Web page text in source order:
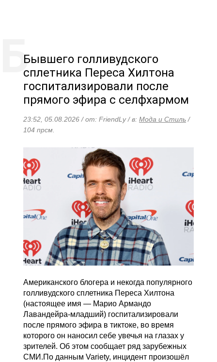
Бывшего голливудского
сплетника Переса Хилтона
госпитализировали после
прямого эфира с селфхармом
23:52, 05.08.2026 / от: FriendLy / в: Мода и Стиль /
104 прсм.
Американского блогера и некогда популярного
голливудского сплетника Переса Хилтона
(настоящее имя — Марио Армандо
Лавандейра-младший) госпитализировали
после прямого эфира в тиктоке, во время
которого он наносил себе увечья на глазах у
зрителей. Об этом сообщает ряд зарубежных
СМИ.По данным Variety, инцидент произошёл